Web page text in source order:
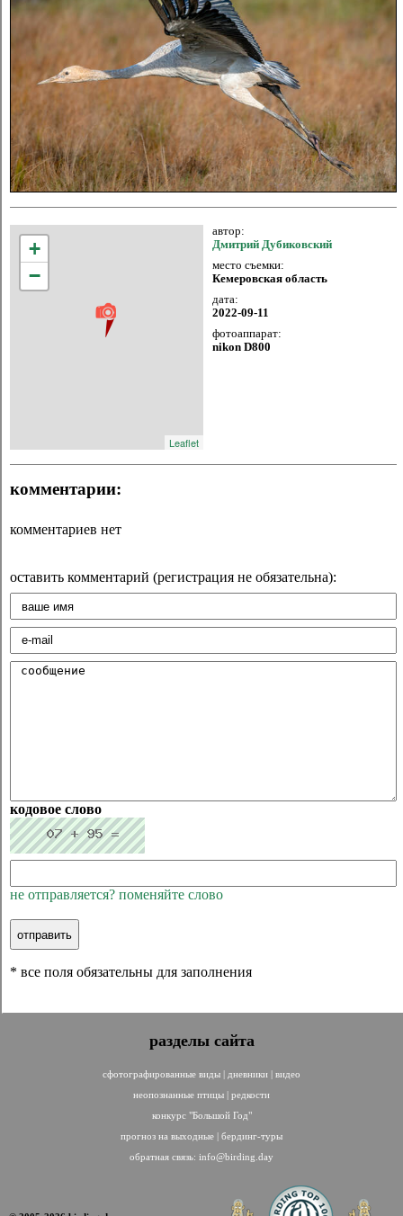
+
−
Leaflet
автор:
Дмитрий Дубиковский
место съемки:
Кемеровская область
дата:
2022-09-11
фотоаппарат:
nikon D800
комментарии:
комментариев нет
оставить комментарий (регистрация не обязательна):
кодовое слово
не отправляется? поменяйте слово
* все поля обязательны для заполнения
разделы сайта
сфотографированные виды дневники
видео
неопознанные птицы
редкости
конкурс "Большой Год"
прогноз на выходные
бердинг-туры
обратная связь: info@birding.day